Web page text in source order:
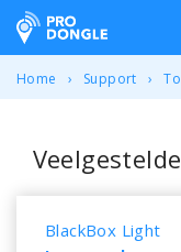
ProDongle
Home Support
BlackBox Light